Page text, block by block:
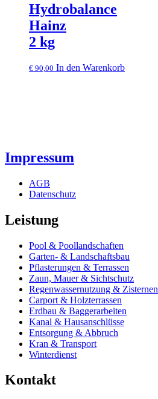
Hydrobalance
Hainz
2 kg
€ 90,00 In den Warenkorb
Impressum
AGB
Datenschutz
Leistung
Pool & Poollandschaften
Garten- & Landschaftsbau
Pflasterungen & Terrassen
Zaun, Mauer & Sichtschutz
Regenwassernutzung & Zisternen
Carport & Holzterrassen
Erdbau & Baggerarbeiten
Kanal & Hausanschlüsse
Entsorgung & Abbruch
Kran & Transport
Winterdienst
Kontakt